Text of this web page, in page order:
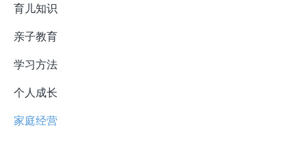
育儿知识
亲子教育
学习方法
个人成长
家庭经营